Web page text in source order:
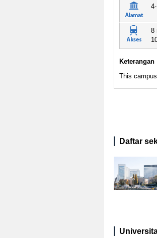
8
Keterangan
This
Daftar